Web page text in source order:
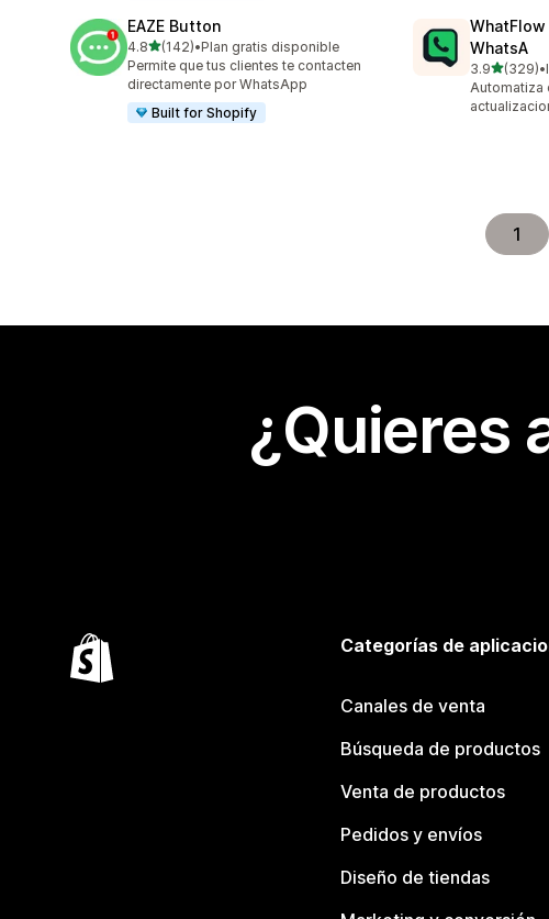
EAZE Button
4.8de 5 estrellas
(142)
142 reseñas en total
•Plan gratis disponible
Permite que tus clientes te contacten
directamente por WhatsApp
Built for Shopify
WhatsA
3.9de 5(329)
329 •
Automatiza
1
¿Quieres
Categorías de
Canales de venta
Búsqueda de productos
Venta de productos
Pedidos y envíos
Diseño de tiendas